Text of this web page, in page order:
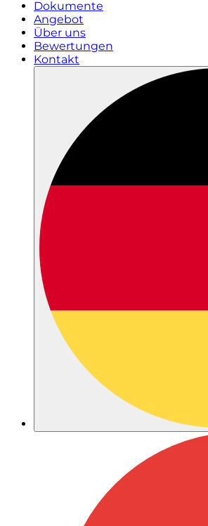
Dokumente
Angebot
Über uns
Bewertungen
Kontakt